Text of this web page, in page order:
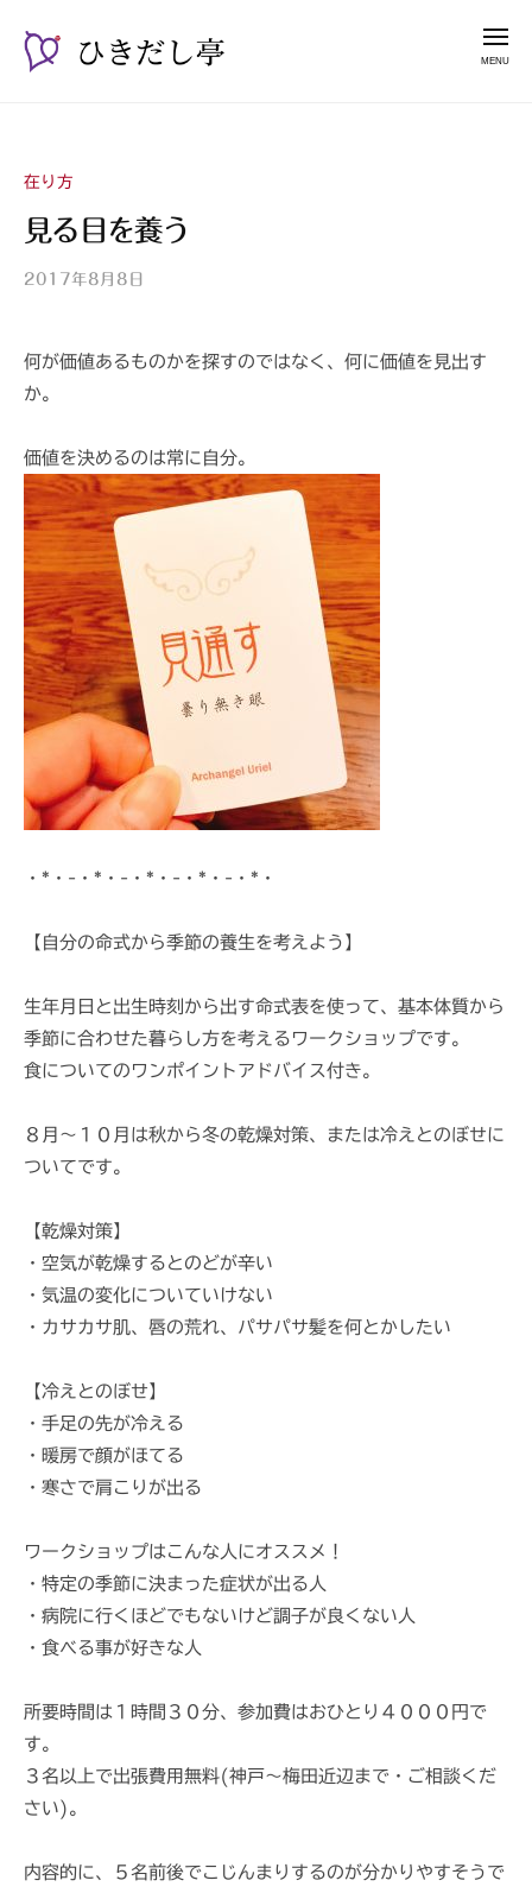
し
亭
い
山
紫
メ
ニ
在り方
見る目を養う
2017年8月8日
紫
n
s
h
何が価値あるものかを探すのではなく、何に価値を見出す
か。
価値を決めるのは常に自分。
・*・-・*・-・*・-・*・-・*・
【自分の命式から季節の養生を考えよう】
生年月日と出生時刻から出す命式表を使って、基本体質から
季節に合わせた暮らし方を考えるワークショップです。
食についてのワンポイントアドバイス付き。
８月〜１０月は秋から冬の乾燥対策、または冷えとのぼせに
ついてです。
【乾燥対策】
・空気が乾燥するとのどが辛い
・気温の変化についていけない
・カサカサ肌、唇の荒れ、パサパサ髪を何とかしたい
【冷えとのぼせ】
・手足の先が冷える
・暖房で顔がほてる
・寒さで肩こりが出る
ワークショップはこんな人にオススメ！
・特定の季節に決まった症状が出る人
・病院に行くほどでもないけど調子が良くない人
・食べる事が好きな人
所要時間は１時間３０分、参加費はおひとり４０００円で
す。
３名以上で出張費用無料(神戸〜梅田近辺まで・ご相談くだ
さい)。
内容的に、５名前後でこじんまりするのが分かりやすそうで
だ
し